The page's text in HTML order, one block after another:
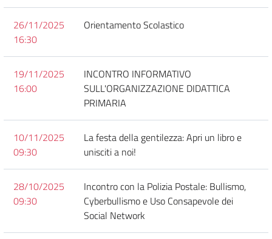
26/11/2025
16:30
Orientamento Scolastico
19/11/2025
16:00
INCONTRO INFORMATIVO
SULL'ORGANIZZAZIONE DIDATTICA
PRIMARIA
10/11/2025
09:30
La festa della gentilezza: Apri un libro e
unisciti a noi!
28/10/2025
09:30
Incontro con la Polizia Postale: Bullismo,
Cyberbullismo e Uso Consapevole dei
Social Network